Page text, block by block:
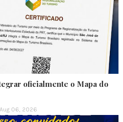
oficialmente o Mapa do
Aug 06, 2026